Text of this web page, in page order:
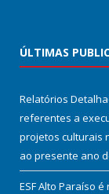
ÚLTIMAS
Relatórios
referentes a
projetos culturais
ao presente ano
ESF Alto Paraíso